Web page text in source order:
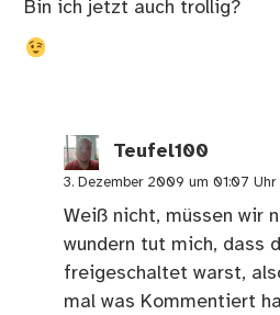
Bin ich jetzt auch trollig?
Teufel100
3. Dezember 2009 um 01:07 Uhr
Weiß nicht, müssen wir
wundern tut mich, dass
freigeschaltet warst,
mal was Kommentiert